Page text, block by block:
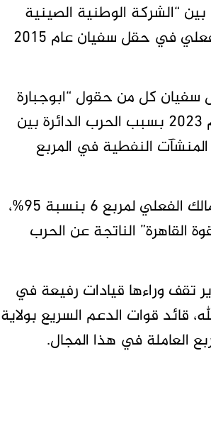
بين “الشركة الوطنية الصينية
للبترول والشركة الوطنية السودانية للنفط، وقد بدأ الإنتاج الفعلي في حقل سفيان عام 2015
يضم إلى جانب حقل سفيان كل من حقول “ابوجبارة
وشارف وزرقة ام حديدة” قد توقفت بشكل كامل منذ أواخر عام 2023 بسبب الحرب الدائرة بين
النفطية في المربع
وفي أواخر عام 2025 طلبت الشركة الوطنية الصينية وهي المالك الفعلي لمربع 6 بنسبة 95%،
القاهرة” الناتجة عن الحرب
تقف وراءها قيادات رفيعة في
قائد قوات الدعم السريع بولاية
العاملة في هذا المجال.